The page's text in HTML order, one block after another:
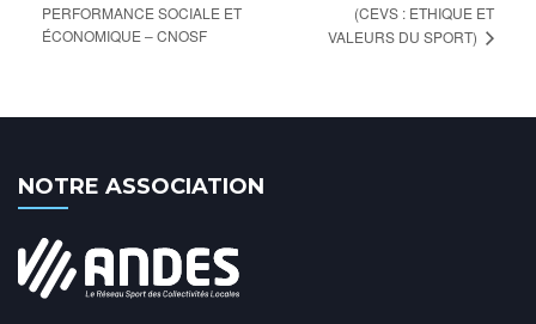
PERFORMANCE SOCIALE ET
ÉCONOMIQUE – CNOSF
(CEVS : ETHIQUE ET
VALEURS DU SPORT)
NOTRE ASSOCIATION